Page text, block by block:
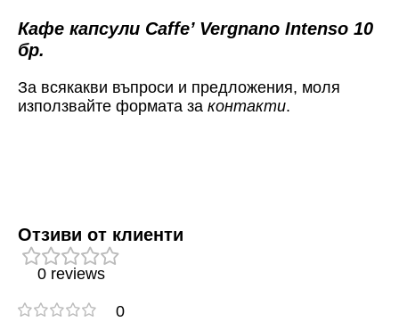
Кафе капсули Caffe’ Vergnano Intenso 10
бр.
За всякакви въпроси и предложения, моля
използвайте формата за контакти.
Отзиви от клиенти
0 reviews
0